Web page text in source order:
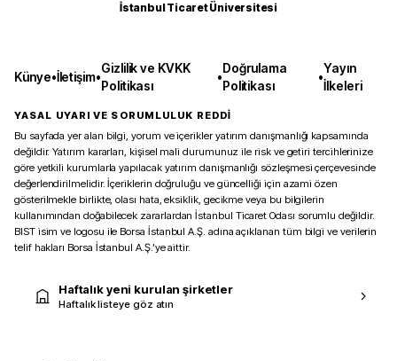
İstanbul Ticaret Üniversitesi
Künye•İletişim•
Gizlilik ve KVKK
Politikası
•
Doğrulama
Politikası
•
Yayın
İlkeleri
YASAL UYARI VE SORUMLULUK REDDİ
Bu sayfada yer alan bilgi, yorum ve içerikler yatırım danışmanlığı kapsamında
değildir. Yatırım kararları, kişisel mali durumunuz ile risk ve getiri tercihlerinize
göre yetkili kurumlarla yapılacak yatırım danışmanlığı sözleşmesi çerçevesinde
değerlendirilmelidir. İçeriklerin doğruluğu ve güncelliği için azami özen
gösterilmekle birlikte, olası hata, eksiklik, gecikme veya bu bilgilerin
kullanımından doğabilecek zararlardan İstanbul Ticaret Odası sorumlu değildir.
BIST isim ve logosu ile Borsa İstanbul A.Ş. adına açıklanan tüm bilgi ve verilerin
telif hakları Borsa İstanbul A.Ş.’ye aittir.
Haftalık yeni kurulan şirketler
Haftalık listeye göz atın